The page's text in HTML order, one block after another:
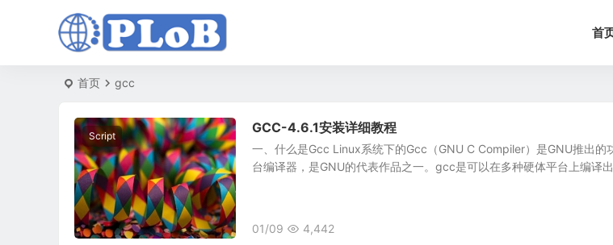
首
首页 gcc
Script
GCC-4.6.1安装详细教程
一、什么是Gcc Linux系统下的Gcc（GNU C Compiler）是GNU推出的
台编译器，是GNU的代表作品之一。gcc是可以在多种硬体平台上编译
01/09 4,442